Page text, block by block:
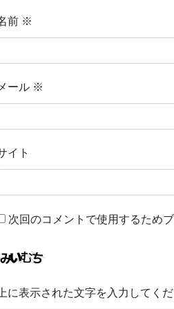
前 ※
メール ※
イト
次回のコメントで使用するため
上に表示された文字を入力してくだ